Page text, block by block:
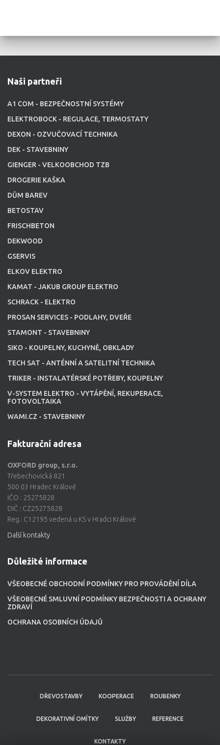
Naši partneři
A1 COM - BEZPEČNOSTNÍ SYSTÉMY
ELEKTROBOCK - REGULACE, TERMOSTATY
DEXON - OZVUČOVACÍ TECHNIKA
DEK - STAVEBNINY
GIENGER - VELKOOBCHOD TZB
DROGERIE KAŠKA
DŮM BAREV
BETOSTAV
FRISCHBETON
DEKWOOD
GSERVIS
ELKOV ELEKTRO
KAMAT - JAKUB GROUP ELEKTRO
SCHRACK - ELEKTRO
PROSAN SERVICES - PODLAHY, DVEŘE
STAMONT - STAVEBNINY
SIKO - KOUPELNY, KUCHYNĚ, OBKLADY
TECH SAT - ANTÉNNÍ A SATELITNÍ TECHNIKA
TRIKER - INSTALATÉRSKÉ POTŘEBY, KOUPELNY
V-SYSTEM ELEKTRO - VYTÁPĚNÍ, REKUPERACE,
FOTOVOLTAIKA
WAMI.CZ - STAVEBNINY
Fakturační adresa
OXFORD group, s.r.o.
Třebechovická 821
500 03 Hradec Králové
IČO : 25275828
DIČ : CZ25275828
Reg.: C12195 vedená u KS v Hradci Králové
Další kontakty
Důležité informace
VŠEOBECNÉ OBCHODNÍ PODMÍNKY PRO PROVÁDĚNÍ DÍLA
VŠEOBECNÉ SMLUVNÍ PODMÍNKY BEZPEČNOSTI A OCHRANY
ZDRAVÍ
OCHRANA OSOBNÍCH ÚDAJŮ
DŘEVOSTAVBY KOOPERACE ROUBENKY
DEKORATIVNÍ OMÍTKY SLUŽBY REFERENCE
KONTAKTY